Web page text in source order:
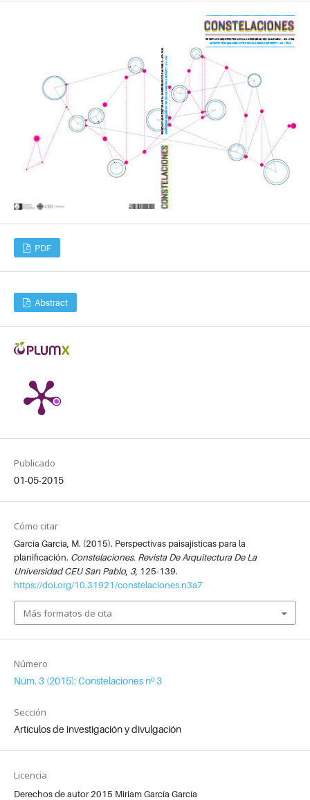
PDF
Abstract
Publicado
01-05-2015
Número
Núm. 3 (2015): Constelaciones nº 3
Sección
Artículos de investigación y divulgación
Licencia
Derechos de autor 2015 Miriam García García
Cómo citar
García García, M. (2015). Perspectivas paisajísticas para la
planificación. Constelaciones. Revista De Arquitectura De La
Universidad CEU San Pablo, 3, 125-139.
https://doi.org/10.31921/constelaciones.n3a7
Más formatos de cita